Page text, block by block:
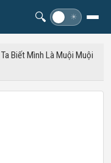
🔍 ☀
Biết Mình Là Muội Muội